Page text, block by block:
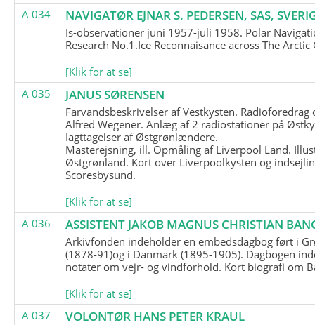
A 034
NAVIGATØR EJNAR S. PEDERSEN, SAS,
Is-observationer juni 1957-juli 1958. Polar
Research No.1.Ice Reconnaisance across The Arctic
[Klik for at se]
A 035
JANUS SØRENSEN
Farvandsbeskrivelser af Vestkysten. Radioforedrag
Alfred Wegener. Anlæg af 2 radiostationer på
Iagttagelser af Østgrønlændere.
Masterejsning, ill. Opmåling af Liverpool Land.
Østgrønland. Kort over Liverpoolkysten og
Scoresbysund.
[Klik for at se]
A 036
ASSISTENT JAKOB MAGNUS CHRISTIAN
Arkivfonden indeholder en embedsdagbog ført i
(1878-91)og i Danmark (1895-1905). Dagbogen
notater om vejr- og vindforhold. Kort biografi om
[Klik for at se]
A 037
VOLONTØR HANS PETER KRAUL